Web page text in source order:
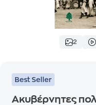
2
Best Seller
Ακυβέρνητες